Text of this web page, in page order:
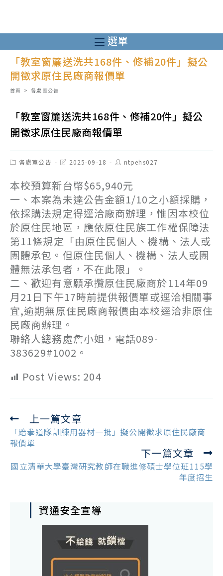
至
主
選單
「教室窗簾送洗共168件、修補20件」擬公
開徵求原住民廠商報價單
首頁 > 各處室公告
「教室窗簾送洗共168件、修補20件」擬公
開徵求原住民廠商報價單
Post各處室公告
Post2025-09-18
Post
author:
ntpehs027
本校預算新台幣$65,940元
一、本案為未達公告金額1/10之小額採購，
依採購法規定得逕洽廠商辦理，惟因本校位
於原住民地區，應依原住民族工作權保障法
第11條規定「由原住民個人、機構、法人或
團體承包。但原住民個人、機構、法人或團
體無法承包者，不在此限」。
二、歡迎有意願承攬原住民廠商於114年09
月21日下午17時前提供報價單或逕洽相關事
宜,逾期無原住民廠商報價由本校逕洽非原住
民廠商辦理。
聯絡人總務處詹小姐，電話089-
383629#1002。
Post Views: 204
Read
more
articles
上一篇文章
「跆拳道隊訓練用器材一批」擬公開徵求原住民廠商
報價單
下一篇文章
國立清華大學臺灣研究教師在職進修碩士學位班115學
年度招生
資通安全宣導